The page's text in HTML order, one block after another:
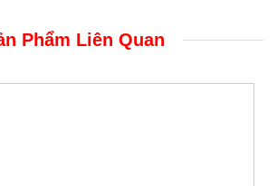
Phẩm Liên Quan